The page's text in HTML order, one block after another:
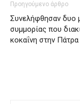
Προηγούμενο άρθρο
Συνελήφθησαν δυο
συμμορίας που
κοκαΐνη στην Πάτρα